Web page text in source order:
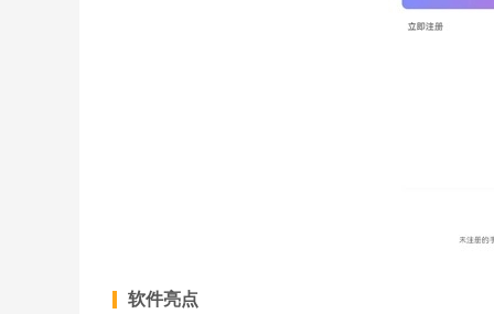
软件亮点